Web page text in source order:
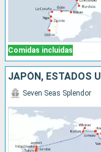
Comidas incluidas
JAPÓN, ESTADOS
Seven Seas Splendor